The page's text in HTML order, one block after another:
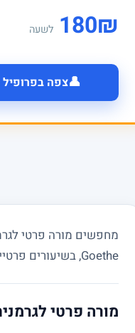
₪
180 לשעה
👤צפה בפרופיל
מחפשים מורה פרטי
Goethe, בשיעורים פרטיים מותאמים.
מורה פרטי